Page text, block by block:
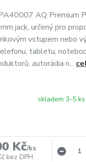
AQ Premium
jack, určený pro
vstupem nebo
tabletu,
autorádia n...
skladem 3-5 ks
Kč/ks
bez DPH